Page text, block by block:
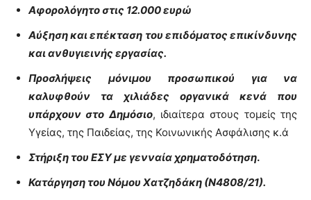
Αφορολόγητο στις 12.000 ευρώ
Αύξηση και επέκταση του επιδόματος επικίνδυνης
και ανθυγιεινής εργασίας.
Προσλήψεις μόνιμου προσωπικού για να
καλυφθούν τα χιλιάδες οργανικά κενά που
υπάρχουν στο Δημόσιο, ιδιαίτερα στους τομείς της
Υγείας, της Παιδείας, της Κοινωνικής Ασφάλισης κ.ά
Στήριξη του ΕΣΥ με γενναία χρηματοδότηση.
Κατάργηση του Νόμου Χατζηδάκη (Ν4808/21).